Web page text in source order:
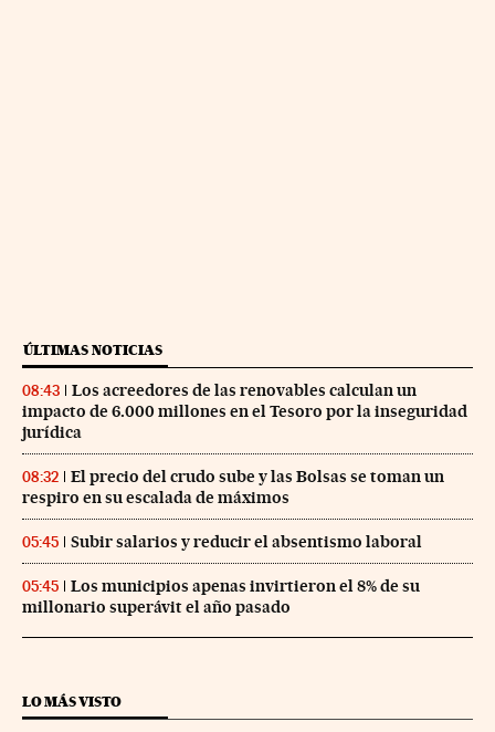
ÚLTIMAS NOTICIAS
08:43
Los acreedores de las renovables calculan un
impacto de 6.000 millones en el Tesoro por la inseguridad
jurídica
08:32
El precio del crudo sube y las Bolsas se toman un
respiro en su escalada de máximos
05:45 Subir salarios y reducir el absentismo laboral
05:45
Los municipios apenas invirtieron el 8% de su
millonario superávit el año pasado
LO MÁS VISTO